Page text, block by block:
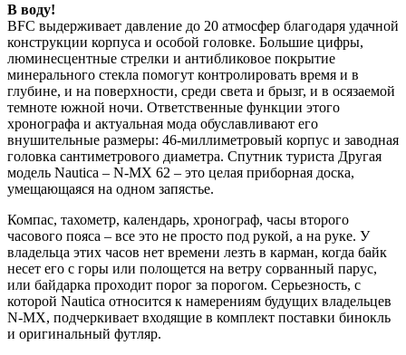
В воду!
BFС выдерживает давление до 20 атмосфер благодаря удачной
конструкции корпуса и особой головке. Большие цифры,
люминесцентные стрелки и антибликовое покрытие
минерального стекла помогут контролировать время и в
глубине, и на поверхности, среди света и брызг, и в осязаемой
темноте южной ночи. Ответственные функции этого
хронографа и актуальная мода обуславливают его
внушительные размеры: 46-миллиметровый корпус и заводная
головка сантиметрового диаметра. Спутник туриста Другая
модель Nautica – N-MX 62 – это целая приборная доска,
умещающаяся на одном запястье.
Компас, тахометр, календарь, хронограф, часы второго
часового пояса – все это не просто под рукой, а на руке. У
владельца этих часов нет времени лезть в карман, когда байк
несет его с горы или полощется на ветру сорванный парус,
или байдарка проходит порог за порогом. Серьезность, с
которой Nautica относится к намерениям будущих владельцев
N-MX, подчеркивает входящие в комплект поставки бинокль
и оригинальный футляр.